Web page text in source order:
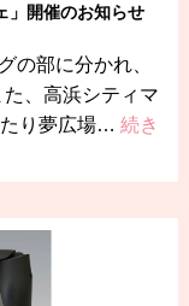
」開催のお知らせ
の部に分かれ、
、高浜シティマ
り夢広場… 続き